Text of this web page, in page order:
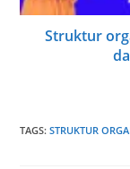
Struktur
TAGS:STRUKTUR